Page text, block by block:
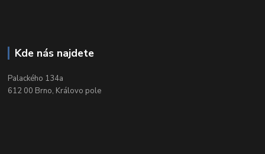
Kde nás najdete
Palackého 134a
612 00 Brno, Královo pole